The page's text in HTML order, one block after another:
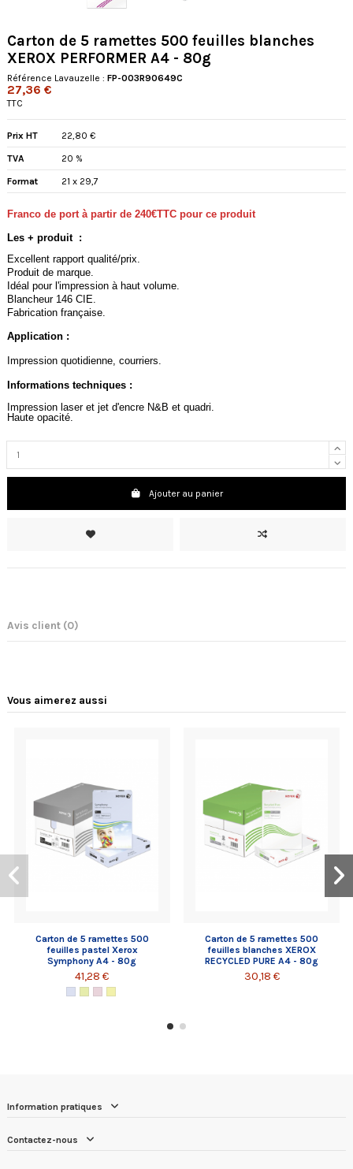
Carton de 5 ramettes 500 feuilles blanches
XEROX PERFORMER A4 - 80g
Référence Lavauzelle : FP-003R90649C
27,36 €
TTC
Prix HT 22,80 €
TVA 20 %
Format 21 x 29,7
Franco de port à partir de 240€TTC pour ce produit
Les + produit :
Excellent rapport qualité/prix.
Produit de marque.
Idéal pour l'impression à haut volume.
Blancheur 146 CIE.
Fabrication française.
Application :
Impression quotidienne, courriers.
Informations techniques :
Impression laser et jet d'encre N&B et quadri.
Haute opacité.
Ajouter au panier
Avis client (0)
Vous aimerez aussi
Carton de 5 ramettes 500
feuilles pastel Xerox
Symphony A4 - 80g
41,28 €
Carton de 5 ramettes 500
feuilles blanches XEROX
RECYCLED PURE A4 - 80g
30,18 €
Information pratiques
Contactez-nous